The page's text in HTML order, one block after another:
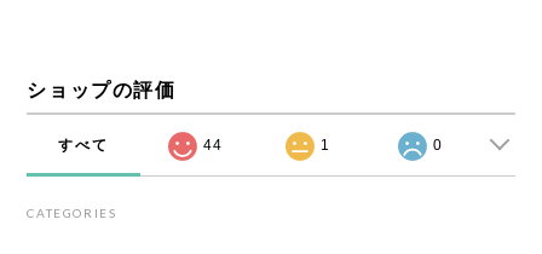
ショップの評価
すべて 44 1 0
CATEGORIES